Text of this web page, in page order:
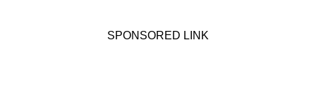
SPONSORED LINK